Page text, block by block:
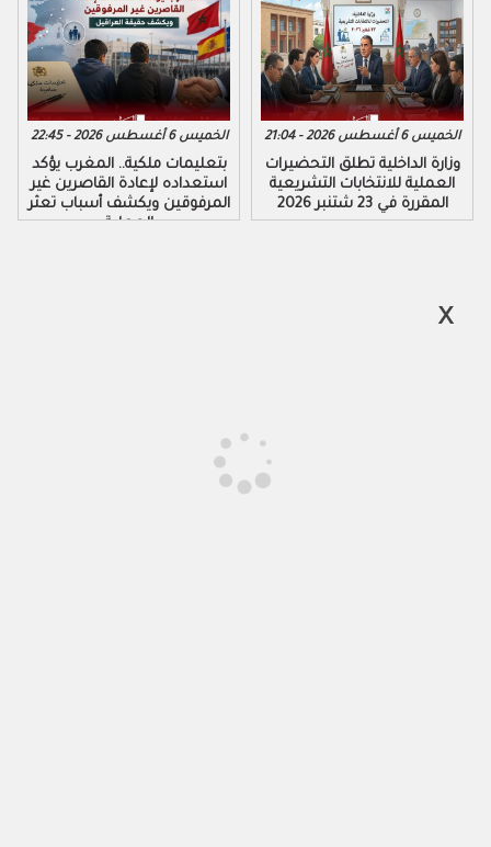
الخميس 6 أغسطس 2026 - 22:45
بتعليمات ملكية.. المغرب يؤكد
استعداده لإعادة القاصرين غير
المرفوقين ويكشف أسباب تعثر
العملية
الخميس 6 أغسطس 2026 - 21:04
وزارة الداخلية تطلق التحضيرات
العملية للانتخابات التشريعية
المقررة في 23 شتنبر 2026